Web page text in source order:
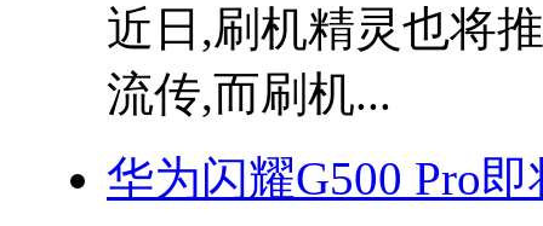
近日,刷机精灵也将
流传,而刷机...
华为闪耀G500 Pro